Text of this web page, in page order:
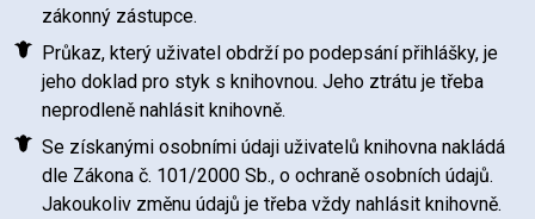
zákonný zástupce.
Průkaz, který uživatel obdrží po podepsání přihlášky, je
jeho doklad pro styk s knihovnou. Jeho ztrátu je třeba
neprodleně nahlásit knihovně.
Se získanými osobními údaji uživatelů knihovna nakládá
dle Zákona č. 101/2000 Sb., o ochraně osobních údajů.
Jakoukoliv změnu údajů je třeba vždy nahlásit knihovně.